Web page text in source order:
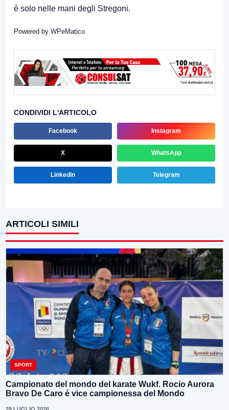
è solo nelle mani degli Stregoni.
Powered by WPeMatico
CONDIVIDI L'ARTICOLO
Facebook Instagram
X WhatsApp
LinkedIn Telegram
ARTICOLI SIMILI
SPORT
Campionato del mondo del karate Wukf. Rocio Aurora
Bravo De Caro é vice campionessa del Mondo